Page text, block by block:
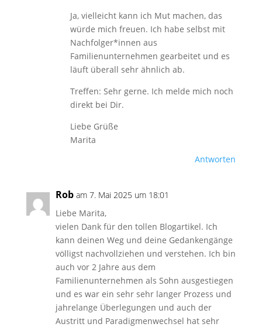
Ja, vielleicht kann ich Mut machen, das
würde mich freuen. Ich habe selbst mit
Nachfolger*innen aus
Familienunternehmen gearbeitet und es
läuft überall sehr ähnlich ab.
Treffen: Sehr gerne. Ich melde mich noch
direkt bei Dir.
Liebe Grüße
Marita
Antworten
Rob am 7. Mai 2025 um 18:01
Liebe Marita,
vielen Dank für den tollen Blogartikel. Ich
kann deinen Weg und deine Gedankengänge
völligst nachvollziehen und verstehen. Ich bin
auch vor 2 Jahre aus dem
Familienunternehmen als Sohn ausgestiegen
und es war ein sehr sehr langer Prozess und
jahrelange Überlegungen und auch der
Austritt und Paradigmenwechsel hat sehr